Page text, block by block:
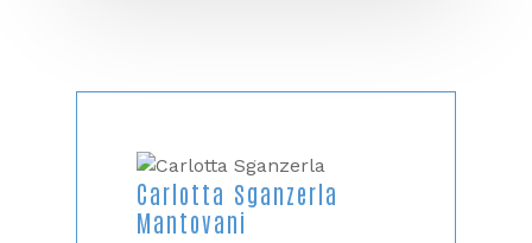
Carlotta Sganzerla
Mantovani